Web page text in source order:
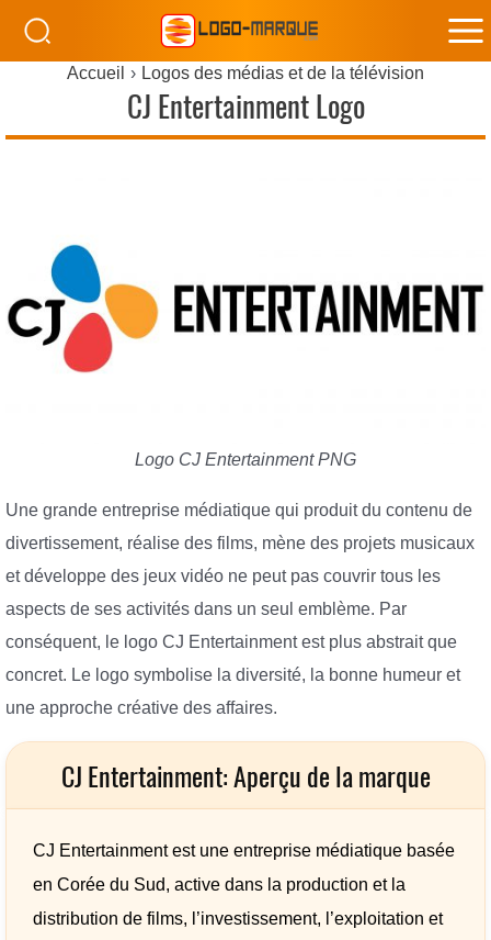
Accueil Logos des médias et de la télévision
CJ Entertainment Logo
Logo CJ Entertainment PNG
Une grande entreprise médiatique qui produit du contenu de
divertissement, réalise des films, mène des projets musicaux
et développe des jeux vidéo ne peut pas couvrir tous les
aspects de ses activités dans un seul emblème. Par
conséquent, le logo CJ Entertainment est plus abstrait que
concret. Le logo symbolise la diversité, la bonne humeur et
une approche créative des affaires.
CJ Entertainment: Aperçu de la marque
CJ Entertainment est une entreprise médiatique basée
en Corée du Sud, active dans la production et la
distribution de films, l’investissement, l’exploitation et